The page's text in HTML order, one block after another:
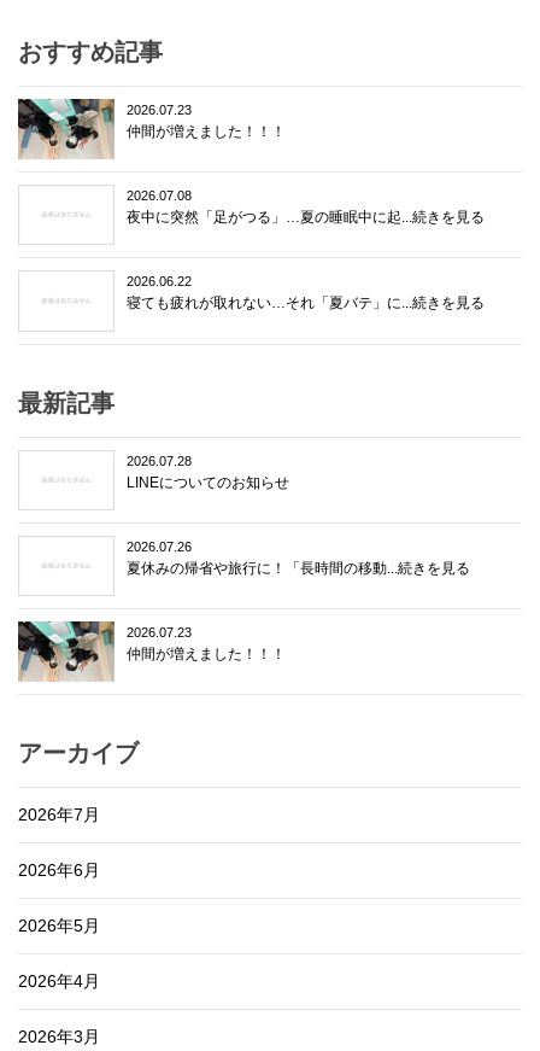
おすすめ記事
2026.07.23
仲間が増えました！！！
2026.07.08
夜中に突然「足がつる」…夏の睡眠中に起...続きを見る
2026.06.22
寝ても疲れが取れない…それ「夏バテ」に...続きを見る
最新記事
2026.07.28
LINEについてのお知らせ
2026.07.26
夏休みの帰省や旅行に！「長時間の移動...続きを見る
2026.07.23
仲間が増えました！！！
アーカイブ
2026年7月
2026年6月
2026年5月
2026年4月
2026年3月